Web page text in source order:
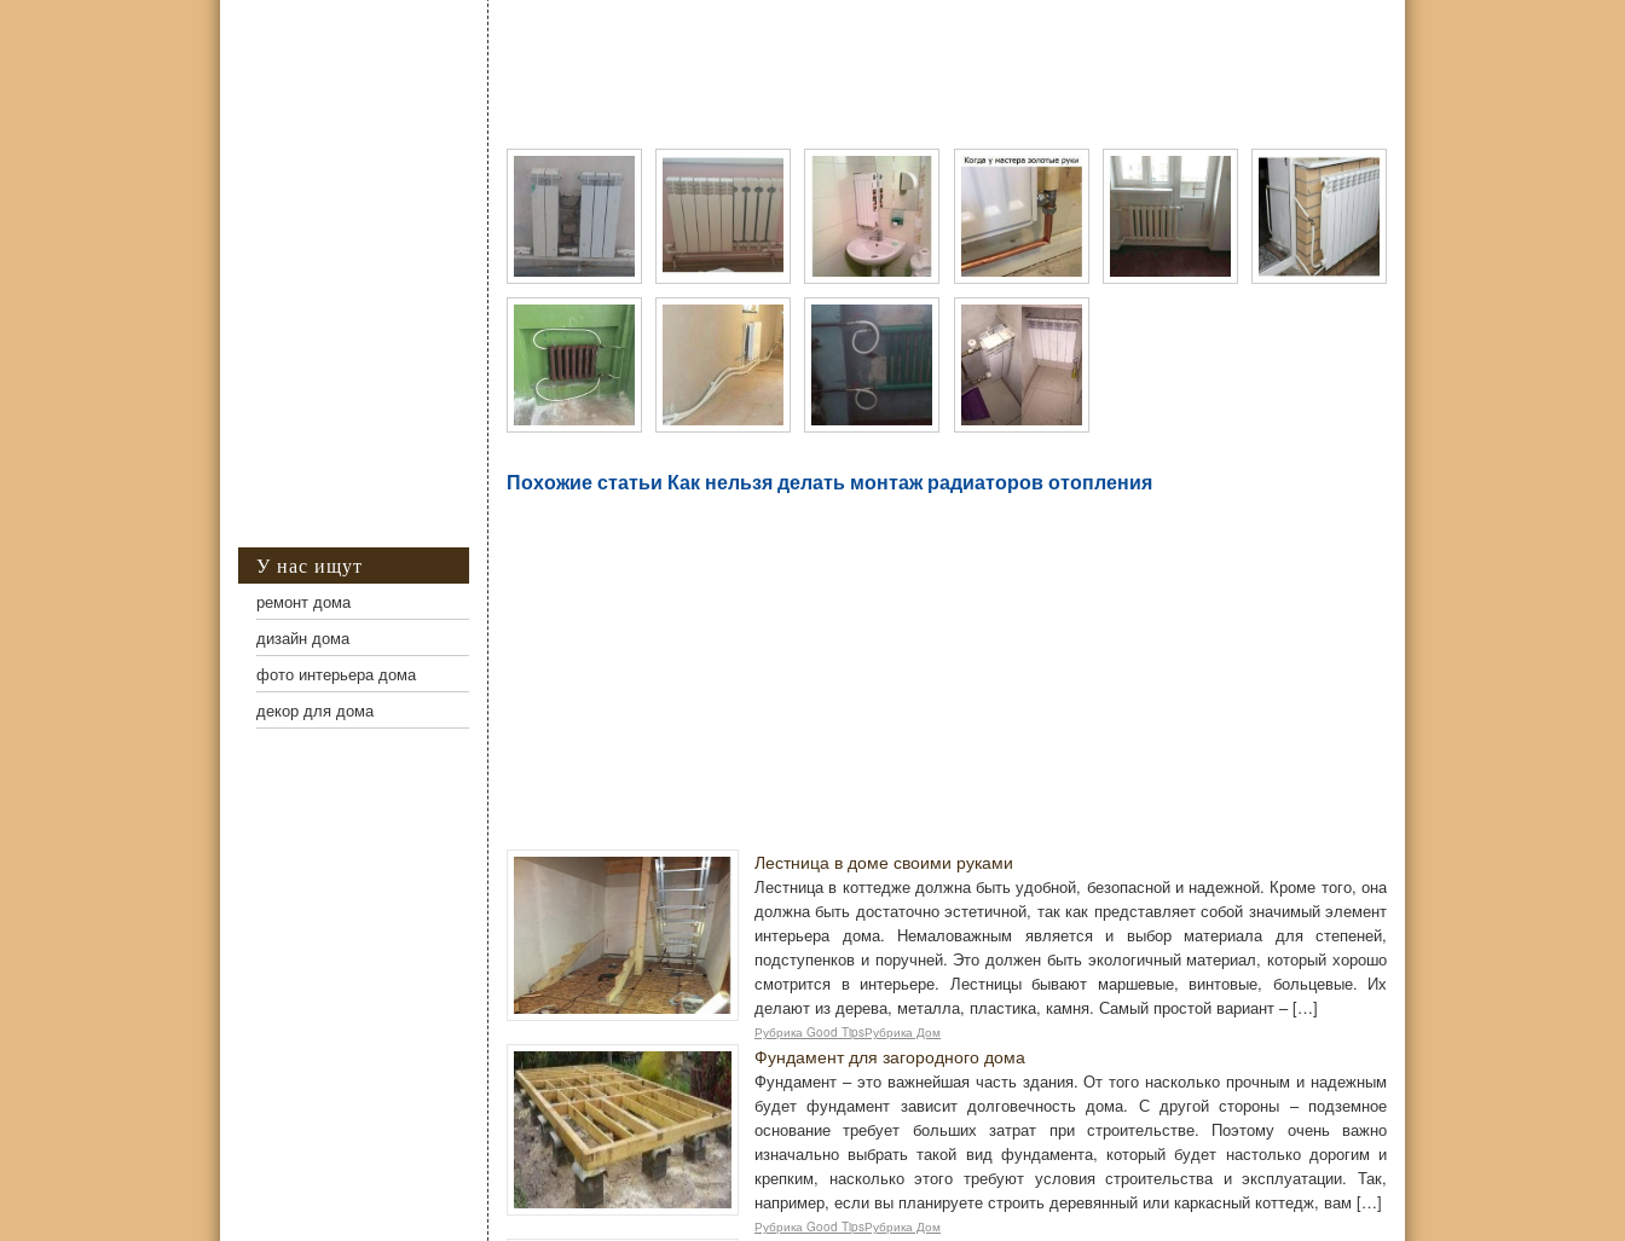
Похожие статьи Как нельзя делать монтаж радиаторов отопления
Лестница в доме своими руками
Лестница в коттедже должна быть удобной, безопасной и надежной. Кроме того, она
должна быть достаточно эстетичной, так как представляет собой значимый элемент
интерьера дома. Немаловажным является и выбор материала для степеней,
подступенков и поручней. Это должен быть экологичный материал, который хорошо
смотрится в интерьере. Лестницы бывают маршевые, винтовые, больцевые. Их
делают из дерева, металла, пластика, камня. Самый простой вариант – […]
Рубрика Good TipsРубрика Дом
Фундамент для загородного дома
Фундамент – это важнейшая часть здания. От того насколько прочным и надежным
будет фундамент зависит долговечность дома. С другой стороны – подземное
основание требует больших затрат при строительстве. Поэтому очень важно
изначально выбрать такой вид фундамента, который будет настолько дорогим и
крепким, насколько этого требуют условия строительства и эксплуатации. Так,
например, если вы планируете строить деревянный или каркасный коттедж, вам […]
Рубрика Good TipsРубрика Дом
У нас ищут
ремонт дома
дизайн дома
фото интерьера дома
декор для дома